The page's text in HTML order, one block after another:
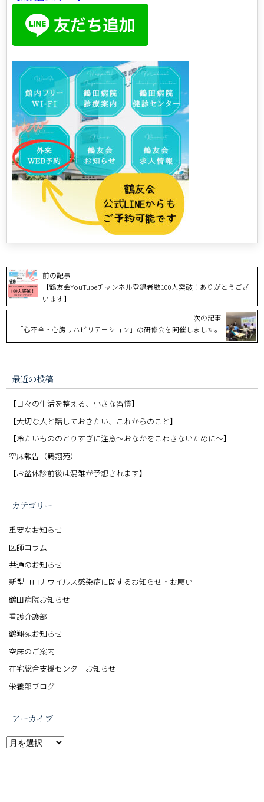
前の記事
【鶴友会YouTubeチャンネル登録者数100人突破！ありがとうござ
います】
次の記事
「心不全・心臓リハビリテーション」の研修会を開催しました。
最近の投稿
【日々の生活を整える、小さな習慣】
【大切な人と話しておきたい、これからのこと】
【冷たいもののとりすぎに注意〜おなかをこわさないために〜】
空床報告（鶴翔苑）
【お盆休診前後は混雑が予想されます】
カテゴリー
重要なお知らせ
医師コラム
共通のお知らせ
新型コロナウイルス感染症に関するお知らせ・お願い
鶴田病院お知らせ
看護介護部
鶴翔苑お知らせ
空床のご案内
在宅総合支援センターお知らせ
栄養部ブログ
アーカイブ